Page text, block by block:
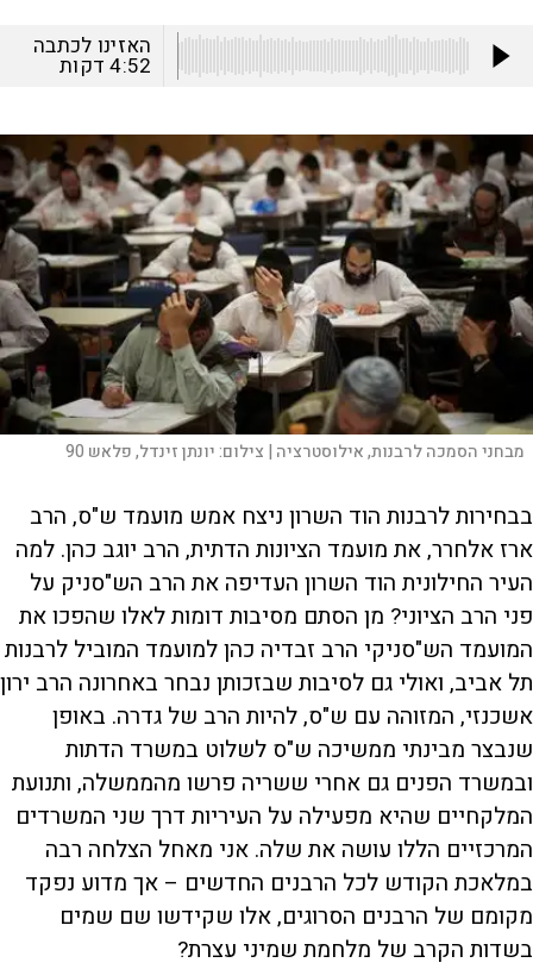
האזינו לכתבה
4:52דקות
מבחני הסמכה לרבנות, אילוסטרציה | צילום:יונתן זינדל, פלאש 90
בבחירות לרבנות הוד השרון ניצח אמש מועמד ש"ס, הרב
ארז אלחרר, את מועמד הציונות הדתית, הרב יוגב כהן. למה
העיר החילונית הוד השרון העדיפה את הרב הש"סניק על
פני הרב הציוני? מן הסתם מסיבות דומות לאלו שהפכו את
המועמד הש"סניקי הרב זבדיה כהן למועמד המוביל לרבנות
תל אביב, ואולי גם לסיבות שבזכותן נבחר באחרונה הרב ירון
אשכנזי, המזוהה עם ש"ס, להיות הרב של גדרה. באופן
שנבצר מבינתי ממשיכה ש"ס לשלוט במשרד הדתות
ובמשרד הפנים גם אחרי ששריה פרשו מהממשלה, ותנועת
המלקחיים שהיא מפעילה על העיריות דרך שני המשרדים
המרכזיים הללו עושה את שלה. אני מאחל הצלחה רבה
במלאכת הקודש לכל הרבנים החדשים – אך מדוע נפקד
מקומם של הרבנים הסרוגים, אלו שקידשו שם שמים
בשדות הקרב של מלחמת שמיני עצרת?